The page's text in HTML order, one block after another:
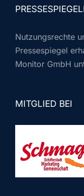
Nutzungsrechte
Pressespiegel
Monitor GmbH
MITGLIED BEI